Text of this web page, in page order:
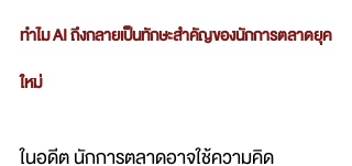
ทำไม AI ถึงกลายเป็นทักษะสำคัญของนักการตลาดยุค
ใหม่
ในอดีต นักการตลาดอาจใช้ความคิด